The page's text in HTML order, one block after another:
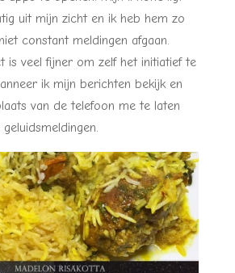
uit mijn zicht en ik heb hem zo
constant meldingen afgaan.
is veel fijner om zelf het initiatief te
ik mijn berichten bekijk en
van de telefoon me te laten
geluidsmeldingen.